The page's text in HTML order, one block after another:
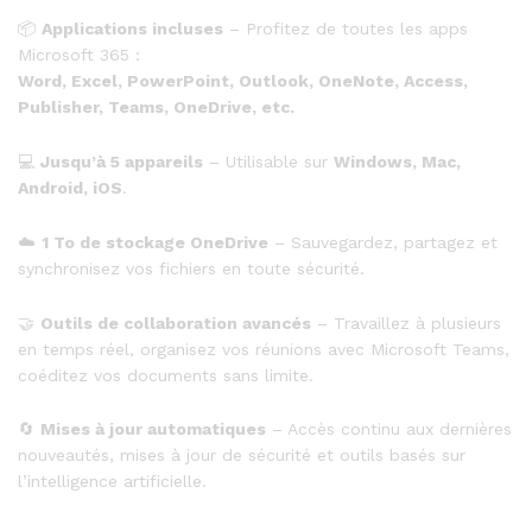
📦 Applications incluses – Profitez de toutes les apps
Microsoft 365 :
Word, Excel, PowerPoint, Outlook, OneNote, Access,
Publisher, Teams, OneDrive, etc.
💻 Jusqu’à 5 appareils – Utilisable sur Windows, Mac,
Android, iOS.
☁️ 1 To de stockage OneDrive – Sauvegardez, partagez et
synchronisez vos fichiers en toute sécurité.
🤝 Outils de collaboration avancés – Travaillez à plusieurs
en temps réel, organisez vos réunions avec Microsoft Teams,
coéditez vos documents sans limite.
🔄 Mises à jour automatiques – Accès continu aux dernières
nouveautés, mises à jour de sécurité et outils basés sur
l’intelligence artificielle.